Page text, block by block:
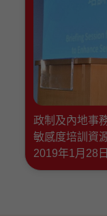
政制及內地事
敏感度培訓資
2019年1月28日